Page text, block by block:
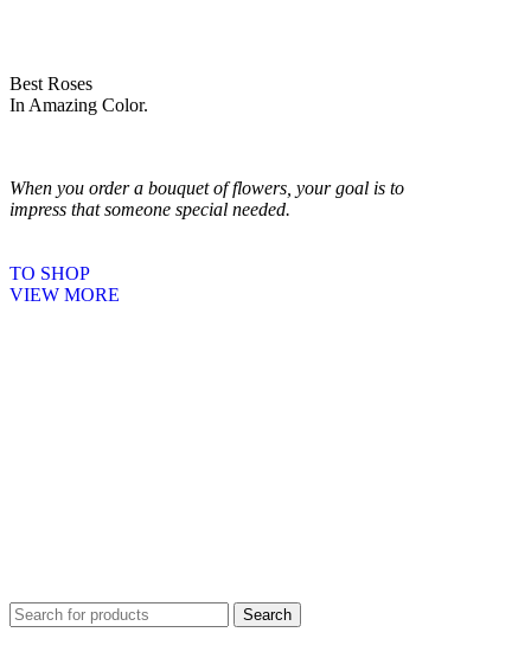
Best Roses
In Amazing Color.
When you order a bouquet of flowers, your goal is to
impress that someone special needed.
TO SHOP
VIEW MORE
Search